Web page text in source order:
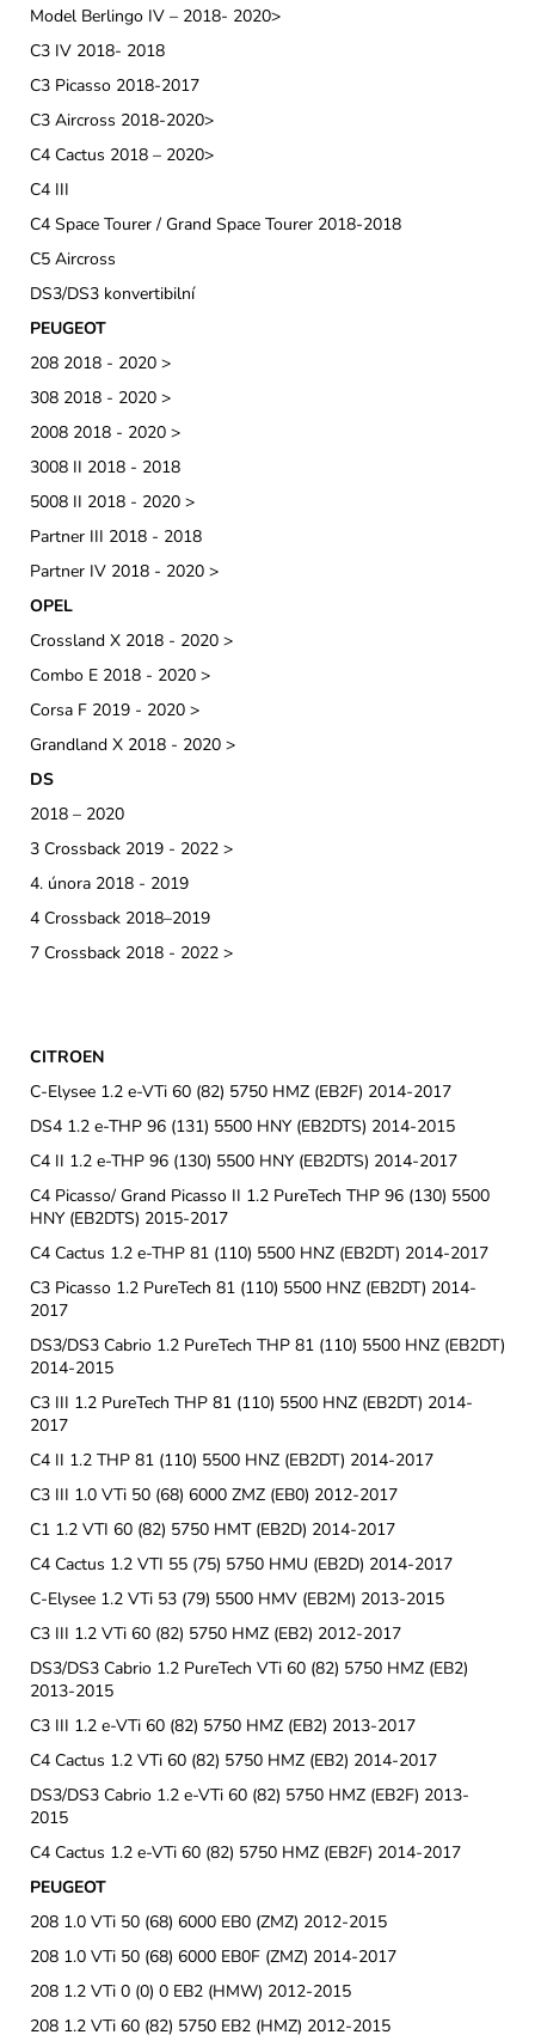
Model Berlingo IV – 2018- 2020>
C3 IV 2018- 2018
C3 Picasso 2018-2017
C3 Aircross 2018-2020>
C4 Cactus 2018 – 2020>
C4 III
C4 Space Tourer / Grand Space Tourer 2018-2018
C5 Aircross
DS3/DS3 konvertibilní
PEUGEOT
208 2018 - 2020 >
308 2018 - 2020 >
2008 2018 - 2020 >
3008 II 2018 - 2018
5008 II 2018 - 2020 >
Partner III 2018 - 2018
Partner IV 2018 - 2020 >
OPEL
Crossland X 2018 - 2020 >
Combo E 2018 - 2020 >
Corsa F 2019 - 2020 >
Grandland X 2018 - 2020 >
DS
2018 – 2020
3 Crossback 2019 - 2022 >
4. února 2018 - 2019
4 Crossback 2018–2019
7 Crossback 2018 - 2022 >
CITROEN
C-Elysee 1.2 e-VTi 60 (82) 5750 HMZ (EB2F) 2014-2017
DS4 1.2 e-THP 96 (131) 5500 HNY (EB2DTS) 2014-2015
C4 II 1.2 e-THP 96 (130) 5500 HNY (EB2DTS) 2014-2017
C4 Picasso/ Grand Picasso II 1.2 PureTech THP 96 (130) 5500
HNY (EB2DTS) 2015-2017
C4 Cactus 1.2 e-THP 81 (110) 5500 HNZ (EB2DT) 2014-2017
C3 Picasso 1.2 PureTech 81 (110) 5500 HNZ (EB2DT) 2014-
2017
DS3/DS3 Cabrio 1.2 PureTech THP 81 (110) 5500 HNZ (EB2DT)
2014-2015
C3 III 1.2 PureTech THP 81 (110) 5500 HNZ (EB2DT) 2014-
2017
C4 II 1.2 THP 81 (110) 5500 HNZ (EB2DT) 2014-2017
C3 III 1.0 VTi 50 (68) 6000 ZMZ (EB0) 2012-2017
C1 1.2 VTI 60 (82) 5750 HMT (EB2D) 2014-2017
C4 Cactus 1.2 VTI 55 (75) 5750 HMU (EB2D) 2014-2017
C-Elysee 1.2 VTi 53 (79) 5500 HMV (EB2M) 2013-2015
C3 III 1.2 VTi 60 (82) 5750 HMZ (EB2) 2012-2017
DS3/DS3 Cabrio 1.2 PureTech VTi 60 (82) 5750 HMZ (EB2)
2013-2015
C3 III 1.2 e-VTi 60 (82) 5750 HMZ (EB2) 2013-2017
C4 Cactus 1.2 VTi 60 (82) 5750 HMZ (EB2) 2014-2017
DS3/DS3 Cabrio 1.2 e-VTi 60 (82) 5750 HMZ (EB2F) 2013-
2015
C4 Cactus 1.2 e-VTi 60 (82) 5750 HMZ (EB2F) 2014-2017
PEUGEOT
208 1.0 VTi 50 (68) 6000 EB0 (ZMZ) 2012-2015
208 1.0 VTi 50 (68) 6000 EB0F (ZMZ) 2014-2017
208 1.2 VTi 0 (0) 0 EB2 (HMW) 2012-2015
208 1.2 VTi 60 (82) 5750 EB2 (HMZ) 2012-2015